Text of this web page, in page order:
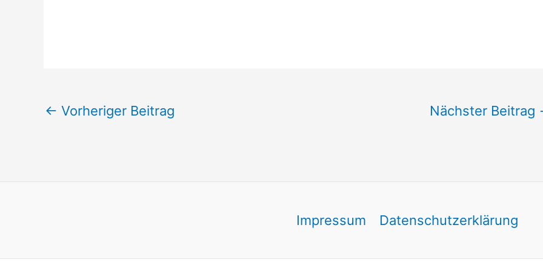
← Vorheriger Beitrag Nächster Beitrag
Impressum Datenschutzerklärung